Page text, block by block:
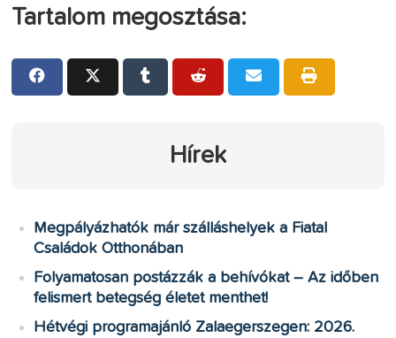
Tartalom megosztása:
Hírek
Megpályázhatók már szálláshelyek a Fiatal
Családok Otthonában
Folyamatosan postázzák a behívókat – Az időben
felismert betegség életet menthet!
Hétvégi programajánló Zalaegerszegen: 2026.